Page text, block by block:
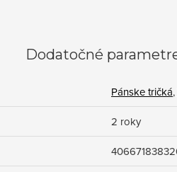
Dodatočné
Pánske tričká,
2 roky